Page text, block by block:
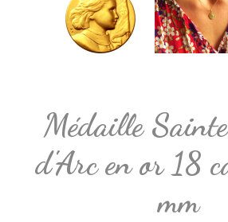
Médaille
d'Arc en or 18
mm